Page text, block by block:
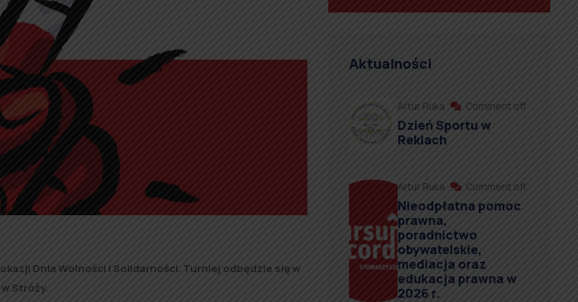
Dnia Wolności i Solidarności. Turniej odbędzie się w
Stróży.
Aktualności
Artur Ruka Comment off
Dzień Sportu w
Reklach
Artur Ruka Comment off
Nieodpłatna pomoc
prawna,
poradnictwo
obywatelskie,
mediacja oraz
edukacja prawna w
2026 r.